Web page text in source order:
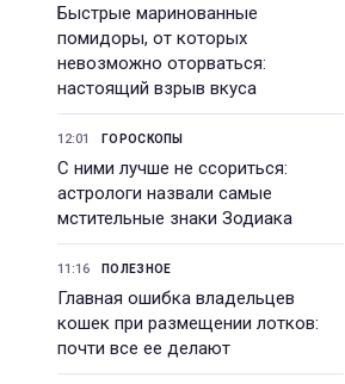
Быстрые маринованные
помидоры, от которых
невозможно оторваться:
настоящий взрыв вкуса
12:01 ГОРОСКОПЫ
С ними лучше не ссориться:
астрологи назвали самые
мстительные знаки Зодиака
11:16 ПОЛЕЗНОЕ
Главная ошибка владельцев
кошек при размещении лотков:
почти все ее делают